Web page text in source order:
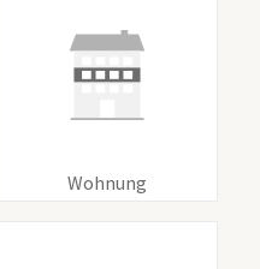
Wohnung